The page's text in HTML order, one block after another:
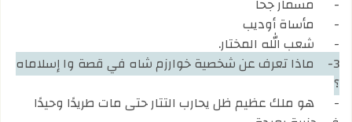
-
مسمار جحا
-
مأساة أوديب
-
شعب الله المختار.
3-
ماذا تعرف عن شخصية خوارزم شاه في قصة وا إسلاماه
؟
-
هو ملك عظيم ظل يحارب التتار حتى مات طريدًا وحيدًا